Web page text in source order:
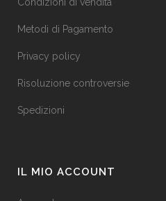
Condizioni di vendita
Metodi di Pagamento
Privacy policy
Risoluzione controversie
Spedizioni
IL MIO ACCOUNT